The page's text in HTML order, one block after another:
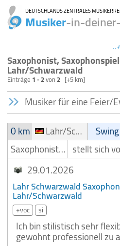
DEUTSCHLANDS ZENTRALES
Musiker-in-
Saxophonist,
Lahr/Schwarzwald
Einträge 1 - 2von2 [+5 km]
Musiker für eine Feier/
0 km
Lahr/Schwarzwald Swing
Saxophonist/Saxophonspieler stellt sich
29.01.2026
Lahr Schwarzwald
Lahr/Schwarzwald
+voc si
Ich bin stilistisch sehr
gewohnt professionell zu